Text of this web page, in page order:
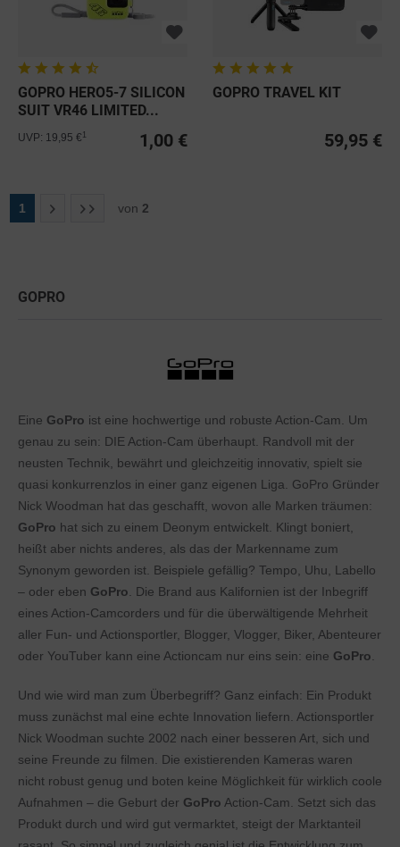
GOPRO HERO5-7 SILICON
SUIT VR46 LIMITED...
1,00 €
UVP: 19,95 €
GOPRO TRAVEL KIT
59,95 €
1 von 2
GOPRO
Eine GoPro ist eine hochwertige und robuste Action-Cam. Um
genau zu sein: DIE Action-Cam überhaupt. Randvoll mit der
neusten Technik, bewährt und gleichzeitig innovativ, spielt sie
quasi konkurrenzlos in einer ganz eigenen Liga. GoPro Gründer
Nick Woodman hat das geschafft, wovon alle Marken träumen:
GoPro hat sich zu einem Deonym entwickelt. Klingt boniert,
heißt aber nichts anderes, als das der Markenname zum
Synonym geworden ist. Beispiele gefällig? Tempo, Uhu, Labello
– oder eben GoPro. Die Brand aus Kalifornien ist der Inbegriff
eines Action-Camcorders und für die überwältigende Mehrheit
aller Fun- und Actionsportler, Blogger, Vlogger, Biker, Abenteurer
oder YouTuber kann eine Actioncam nur eins sein: eine GoPro.
Und wie wird man zum Überbegriff? Ganz einfach: Ein Produkt
muss zunächst mal eine echte Innovation liefern. Actionsportler
Nick Woodman suchte 2002 nach einer besseren Art, sich und
seine Freunde zu filmen. Die existierenden Kameras waren
nicht robust genug und boten keine Möglichkeit für wirklich coole
Aufnahmen – die Geburt der GoPro Action-Cam. Setzt sich das
Produkt durch und wird gut vermarktet, steigt der Marktanteil